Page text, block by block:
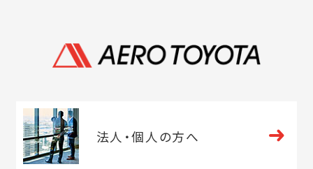
法人・個人の方へ